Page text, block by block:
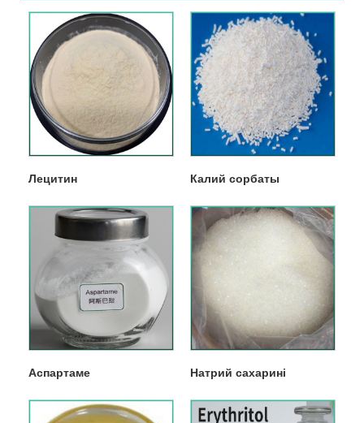
Лецитин Калий сорбаты
Аспартаме Натрий сахарині